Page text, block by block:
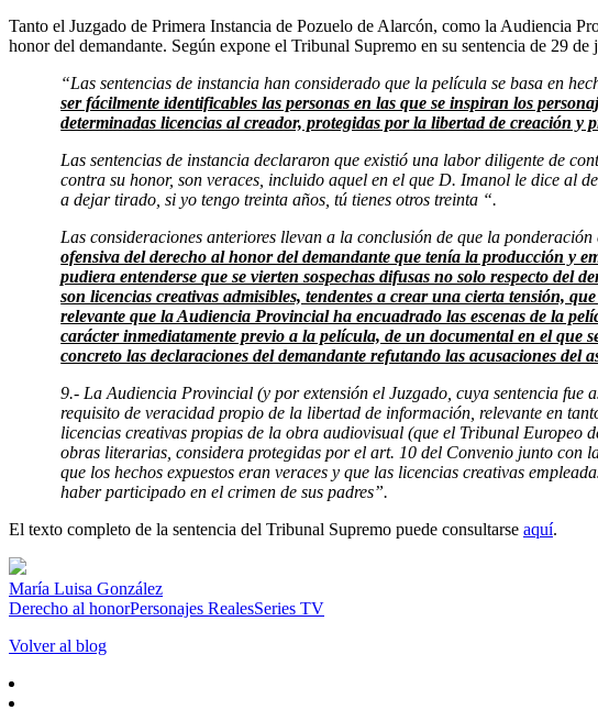
Tanto el Juzgado de Primera Instancia de Pozuelo de Alarcón, como la Audiencia
honor del demandante. Según expone el Tribunal Supremo en su sentencia de 29 de
“Las sentencias de instancia han considerado que la película se basa en
ser fácilmente identificables las personas en las que se inspiran los
determinadas licencias al creador, protegidas por la libertad de creación
Las sentencias de instancia declararon que existió una labor diligente de
contra su honor, son veraces, incluido aquel en el que D. Imanol le dice al
a dejar tirado, si yo tengo treinta años, tú tienes otros treinta “.
Las consideraciones anteriores llevan a la conclusión de que la
ofensiva del derecho al honor del demandante que tenía la producción y
pudiera entenderse que se vierten sospechas difusas no solo respecto del
son licencias creativas admisibles, tendentes a crear una cierta tensión,
relevante que la Audiencia Provincial ha encuadrado las escenas de la
carácter inmediatamente previo a la película, de un documental en el que
concreto las declaraciones del demandante refutando las acusaciones del
9.- La Audiencia Provincial (y por extensión el Juzgado, cuya sentencia
requisito de veracidad propio de la libertad de información, relevante en
licencias creativas propias de la obra audiovisual (que el Tribunal Europeo
obras literarias, considera protegidas por el art. 10 del Convenio junto con
que los hechos expuestos eran veraces y que las licencias creativas
haber participado en el crimen de sus padres”.
El texto completo de la sentencia del Tribunal Supremo puede consultarse aquí.
María Luisa González
Derecho al honorPersonajes RealesSeries TV
Volver al blog